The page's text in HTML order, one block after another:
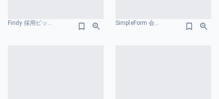
Findy 採用ピッチ資料 水色のスライドデザイン SimpleForm 会社紹介資料 沿革のスライドデザイン